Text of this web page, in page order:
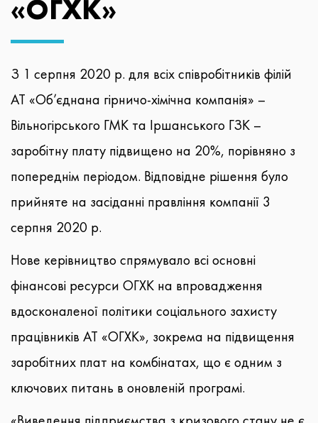
«ОГХК»
З 1 серпня 2020 р. для всіх співробітників філій
АТ «Об’єднана гірничо-хімічна компанія» –
Вільногірського ГМК та Іршанського ГЗК –
заробітну плату підвищено на 20%, порівняно з
попереднім періодом. Відповідне рішення було
прийняте на засіданні правління компанії 3
серпня 2020 р.
Нове керівництво спрямувало всі основні
фінансові ресурси ОГХК на впровадження
вдосконаленої політики соціального захисту
працівників АТ «ОГХК», зокрема на підвищення
заробітних плат на комбінатах, що є одним з
ключових питань в оновленій програмі.